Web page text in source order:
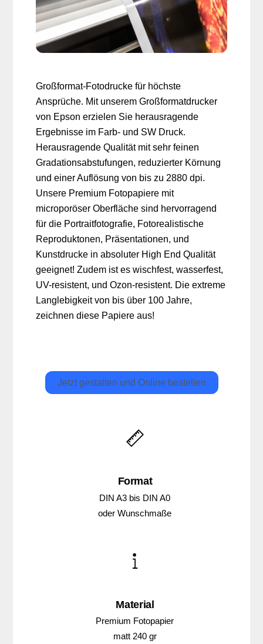
Großformat-Fotodrucke für höchste
Ansprüche. Mit unserem Großformatdrucker
von Epson erzielen Sie herausragende
Ergebnisse im Farb- und SW Druck.
Herausragende Qualität mit sehr feinen
Gradationsabstufungen, reduzierter Körnung
und einer Auflösung von bis zu 2880 dpi.
Unsere Premium Fotopapiere mit
microporöser Oberfläche sind hervorragend
für die Portraitfotografie, Fotorealistische
Reproduktonen, Präsentationen, und
Kunstdrucke in absoluter High End Qualität
geeignet! Zudem ist es wischfest, wasserfest,
UV-resistent, und Ozon-resistent. Die extreme
Langlebigkeit von bis über 100 Jahre,
zeichnen diese Papiere aus!
Jetzt gestalten und Online bestellen
Format
DIN A3 bis DIN A0
oder Wunschmaße
Material
Premium Fotopapier
matt 240 gr